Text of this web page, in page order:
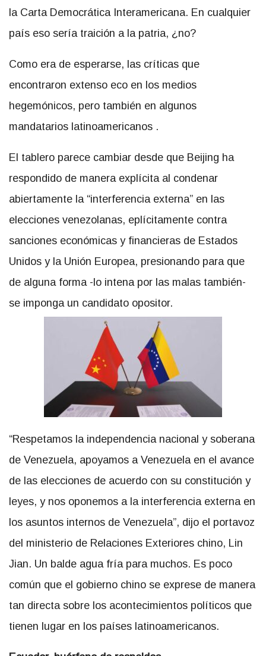
la Carta Democrática Interamericana. En cualquier
país eso sería traición a la patria, ¿no?
Como era de esperarse, las críticas que
encontraron extenso eco en los medios
hegemónicos, pero también en algunos
mandatarios latinoamericanos .
El tablero parece cambiar desde que Beijing ha
respondido de manera explícita al condenar
abiertamente la “interferencia externa” en las
elecciones venezolanas, eplícitamente contra
sanciones económicas y financieras de Estados
Unidos y la Unión Europea, presionando para que
de alguna forma -lo intena por las malas también-
se imponga un candidato opositor.
“Respetamos la independencia nacional y soberana
de Venezuela, apoyamos a Venezuela en el avance
de las elecciones de acuerdo con su constitución y
leyes, y nos oponemos a la interferencia externa en
los asuntos internos de Venezuela”, dijo el portavoz
del ministerio de Relaciones Exteriores chino, Lin
Jian. Un balde agua fría para muchos. Es poco
común que el gobierno chino se exprese de manera
tan directa sobre los acontecimientos políticos que
tienen lugar en los países latinoamericanos.